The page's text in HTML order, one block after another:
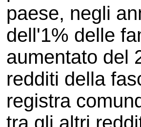
paese, negli
dell'1% delle
aumentato del
redditi della
registra
tra gli altri